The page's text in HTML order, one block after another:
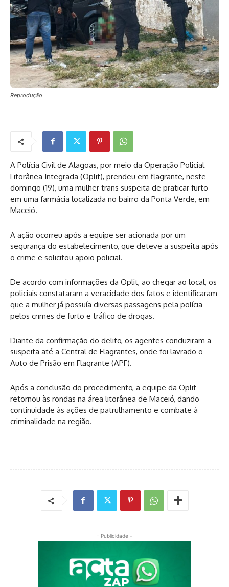
Reprodução
A Polícia Civil de Alagoas, por meio da Operação Policial
Litorânea Integrada (Oplit), prendeu em flagrante, neste
domingo (19), uma mulher trans suspeita de praticar furto
em uma farmácia localizada no bairro da Ponta Verde, em
Maceió.
A ação ocorreu após a equipe ser acionada por um
segurança do estabelecimento, que deteve a suspeita após
o crime e solicitou apoio policial.
De acordo com informações da Oplit, ao chegar ao local, os
policiais constataram a veracidade dos fatos e identificaram
que a mulher já possuía diversas passagens pela polícia
pelos crimes de furto e tráfico de drogas.
Diante da confirmação do delito, os agentes conduziram a
suspeita até a Central de Flagrantes, onde foi lavrado o
Auto de Prisão em Flagrante (APF).
Após a conclusão do procedimento, a equipe da Oplit
retornou às rondas na área litorânea de Maceió, dando
continuidade às ações de patrulhamento e combate à
criminalidade na região.
- Publicidade -